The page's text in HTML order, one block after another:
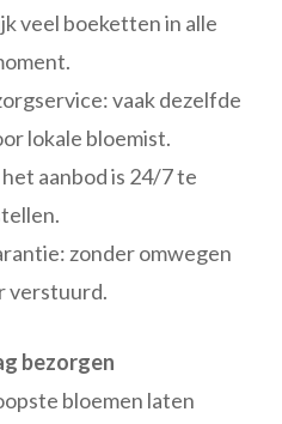
veel boeketten in alle
vaak dezelfde
lokale bloemist.
aanbod is 24/7 te
zonder omwegen
verstuurd.
bezorgen
bloemen laten